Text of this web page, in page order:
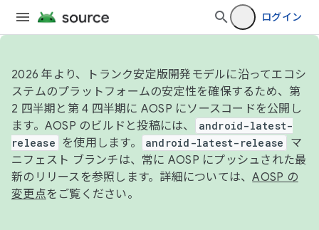
ログイン
2026 年より、トランク安定版開発モデルに沿ってエコシ
ステムのプラットフォームの安定性を確保するため、第
2 四半期と第 4 四半期に AOSP にソースコードを公開し
ます。AOSP のビルドと投稿には、
android-latest-
release
を使用します。 android-latest-release
マ
ニフェスト ブランチは、常に AOSP にプッシュされた最
新のリリースを参照します。詳細については、AOSP の
変更点をご覧ください。